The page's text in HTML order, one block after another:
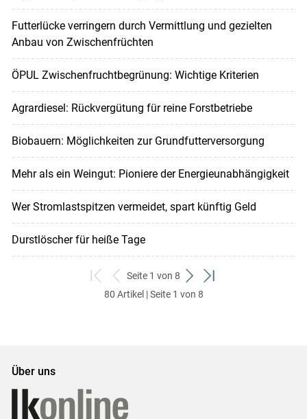
Futterlücke verringern durch Vermittlung und gezielten
Anbau von Zwischenfrüchten
ÖPUL Zwischenfruchtbegrünung: Wichtige Kriterien
Agrardiesel: Rückvergütung für reine Forstbetriebe
Biobauern: Möglichkeiten zur Grundfutterversorgung
Mehr als ein Weingut: Pioniere der Energieunabhängigkeit
Wer Stromlastspitzen vermeidet, spart künftig Geld
Durstlöscher für heiße Tage
zum
ersten
zurück
zum
Seite 1 von 8
weiter
zum
zum
80 Artikel | Seite 1 von 8
Über uns